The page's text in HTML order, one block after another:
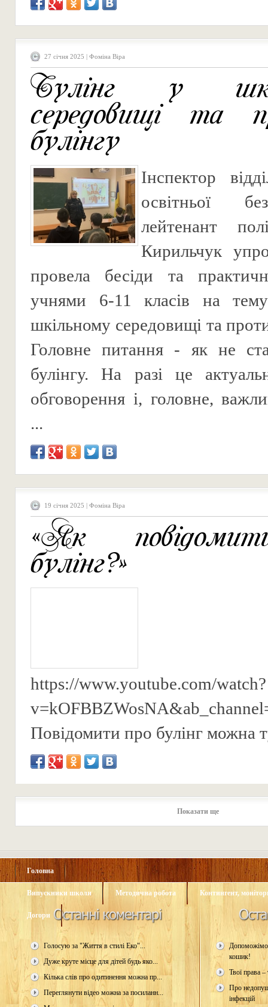
27 січня 2025 | Фоміна Віра
Булінг у
середовищі та
булінгу
Інспектор
освітньої
лейтенант
Кирильчук
провела бесіди та
учнями 6-11 класів на
шкільному середовищі та
Головне питання - як не
булінгу. На разі це
обговорення і, головне,
...
19 січня 2025 | Фоміна Віра
«Як
булінг?»
https://www.youtube.com/watch?
Повідомити про булінг
Показати ще
Головна
Випускники школи Методична робота Контингент,
Догори
Голосую за "Життя в стилі Еко"...
Дуже круте місце для дітей будь яко...
Кілька слів про одитинення можна пр...
Переглянути відео можна за посиланн...
Допоможімо
кошик!
Твої права –
Про
інфекцій